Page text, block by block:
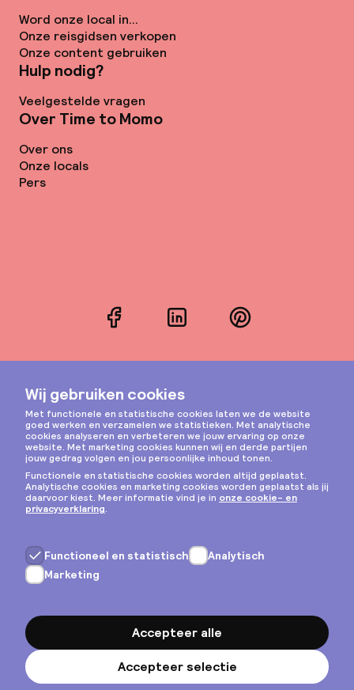
Word onze local in...
Onze reisgidsen verkopen
Onze content gebruiken
Hulp nodig?
Veelgestelde vragen
Over Time to Momo
Over ons
Onze locals
Pers
FacebookLinkedInPinterest
Instagram
Privacy & cookies
Algemene voorwaarden